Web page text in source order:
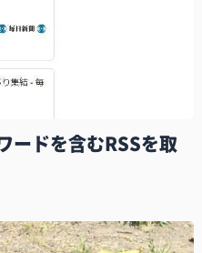
ードを含むRSSを取